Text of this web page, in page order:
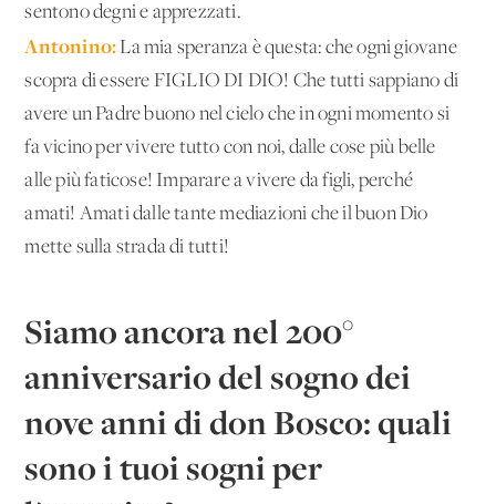
sentono degni e apprezzati.
Antonino:La mia speranza è questa: che ogni giovane
scopra di essere FIGLIO DI DIO! Che tutti sappiano di
avere un Padre buono nel cielo che in ogni momento si
fa vicino per vivere tutto con noi, dalle cose più belle
alle più faticose! Imparare a vivere da figli, perché
amati! Amati dalle tante mediazioni che il buon Dio
mette sulla strada di tutti!
Siamo ancora nel 200°
anniversario del sogno dei
nove anni di don Bosco: quali
sono i tuoi sogni per